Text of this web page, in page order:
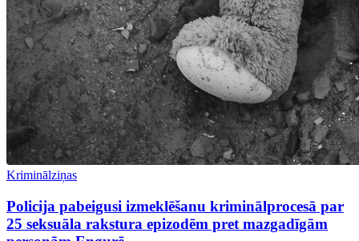
Kriminālziņas
Policija pabeigusi izmeklēšanu kriminālprocesā par
25 seksuāla rakstura epizodēm pret mazgadīgām